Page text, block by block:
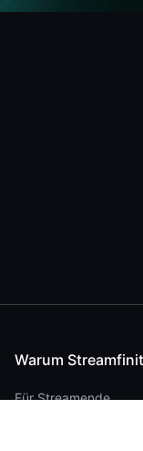
Warum
Für Streamende